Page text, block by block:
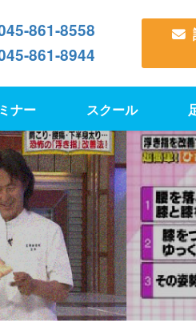
861-8558
861-8944
ナー スクール